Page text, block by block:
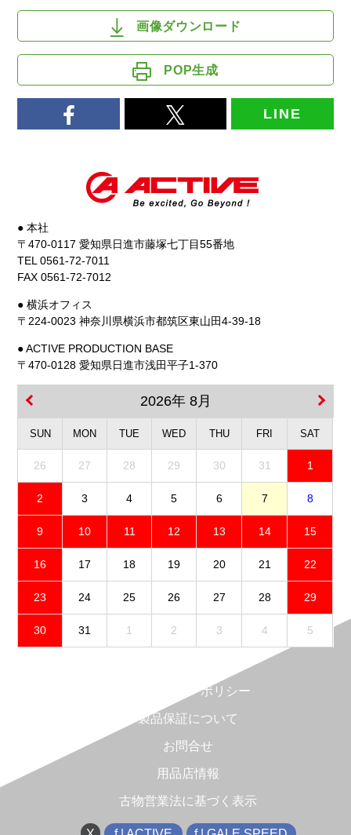
画像ダウンロード
POP生成
LINE
● 本社
〒470-0117 愛知県日進市藤塚七丁目55番地
TEL 0561-72-7011
FAX 0561-72-7012
● 横浜オフィス
〒224-0023 神奈川県横浜市都筑区東山田4-39-18
● ACTIVE PRODUCTION BASE
〒470-0128 愛知県日進市浅田平子1-370
2026年 8月
SUN MON TUE WED THU FRI SAT
26 27 28 29 30 31 1
2 3 4 5 6 7 8
9 10 11 12 13 14 15
16 17 18 19 20 21 22
23 24 25 26 27 28 29
30 31 1 2 3 4 5
プライバシーポリシー
製品保証について
お問合せ
用品店情報
古物営業法に基づく表示